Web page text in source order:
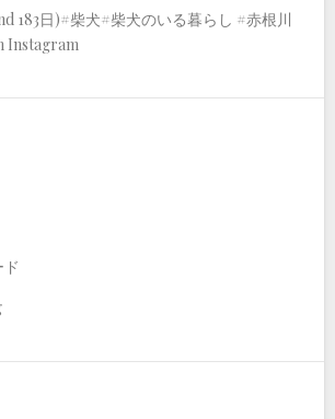
183日)#柴犬#柴犬のいる暮らし #赤根川
Instagram